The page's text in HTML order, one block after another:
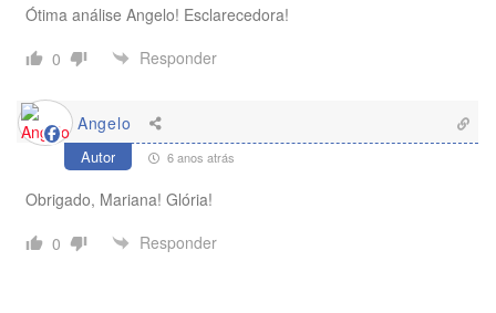
Ótima análise Angelo! Esclarecedora!
0
Responder
Angelo
Autor 6 anos atrás
Obrigado, Mariana! Glória!
0
Responder